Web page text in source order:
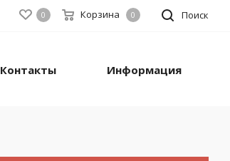
Поиск
0 Корзина 0
Контакты Информация